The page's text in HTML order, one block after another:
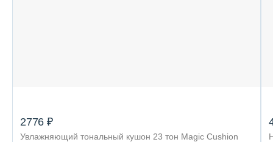
2776 ₽
Увлажняющий тональный кушон 23 тон Magic Cushion